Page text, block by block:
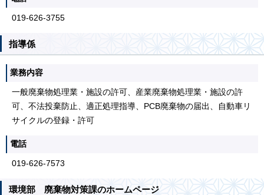
019-626-3755
指導係
業務内容
一般廃棄物処理業・施設の許可、産業廃棄物処理業・施設の許
可、不法投棄防止、適正処理指導、PCB廃棄物の届出、自動車リ
サイクルの登録・許可
電話
019-626-7573
環境部 廃棄物対策課のホームページ